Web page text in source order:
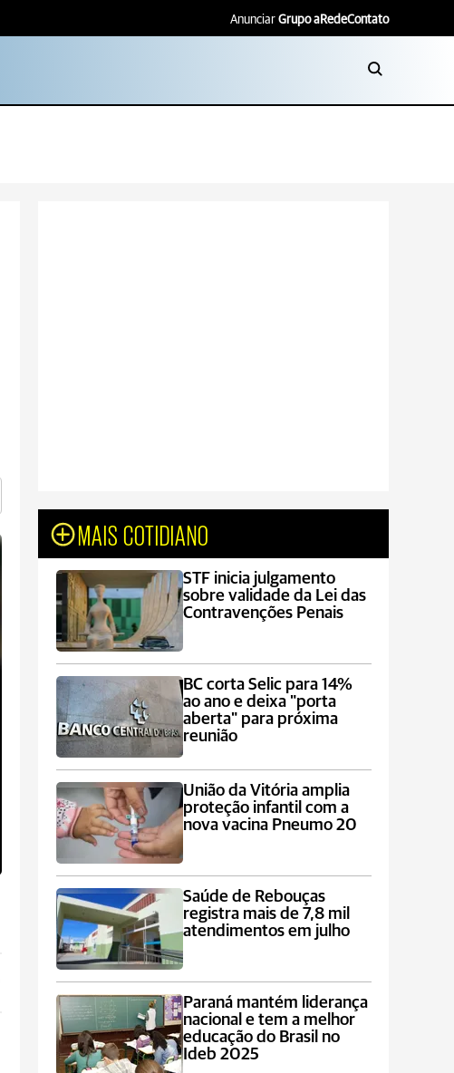
Anunciar Grupo aRedeContato
MAIS COTIDIANO
STF inicia julgamento
sobre validade da Lei das
Contravenções Penais
BC corta Selic para 14%
ao ano e deixa "porta
aberta" para próxima
reunião
União da Vitória amplia
proteção infantil com a
nova vacina Pneumo 20
Saúde de Rebouças
registra mais de 7,8 mil
atendimentos em julho
Paraná mantém liderança
nacional e tem a melhor
educação do Brasil no
Ideb 2025